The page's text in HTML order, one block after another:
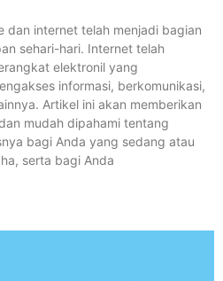
dan internet telah menjadi bagian
sehari-hari. Internet telah
elektronil yang
informasi, berkomunikasi,
Artikel ini akan memberikan
mudah dipahami tentang
bagi Anda yang sedang atau
serta bagi Anda